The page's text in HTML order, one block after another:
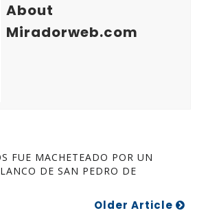
About
Miradorweb.com
FUE MACHETEADO POR UN
DE SAN PEDRO DE
Older Article